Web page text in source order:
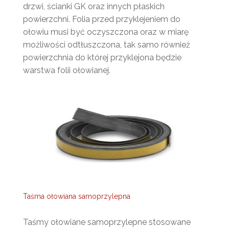
drzwi, ścianki GK oraz innych płaskich
powierzchni. Folia przed przyklejeniem do
ołowiu musi być oczyszczona oraz w miarę
możliwości odtłuszczona, tak samo również
powierzchnia do której przyklejona będzie
warstwa folii ołowianej.
Taśma ołowiana samoprzylepna
Taśmy ołowiane samoprzylepne stosowane